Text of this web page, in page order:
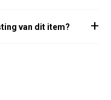
van dit item?